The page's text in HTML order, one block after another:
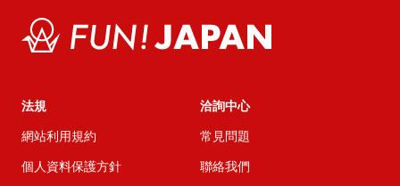
法規
網站利用規約
個人資料保護方針
洽詢中心
常見問題
聯絡我們